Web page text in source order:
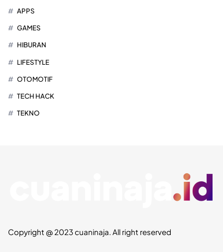
APPS
GAMES
HIBURAN
LIFESTYLE
OTOMOTIF
TECH HACK
TEKNO
Copyright @ 2023 cuaninaja. All right reserved